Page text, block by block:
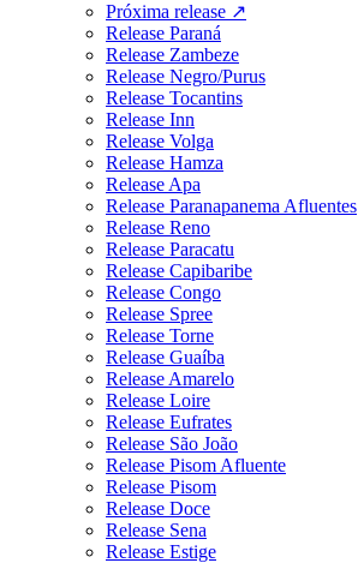
Próxima release ↗
Release Paraná
Release Zambeze
Release Negro/Purus
Release Tocantins
Release Inn
Release Volga
Release Hamza
Release Apa
Release Paranapanema Afluentes
Release Reno
Release Paracatu
Release Capibaribe
Release Congo
Release Spree
Release Torne
Release Guaíba
Release Amarelo
Release Loire
Release Eufrates
Release São João
Release Pisom Afluente
Release Pisom
Release Doce
Release Sena
Release Estige